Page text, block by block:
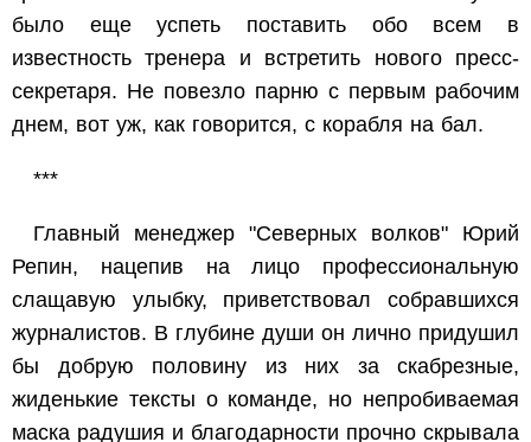
было еще успеть поставить обо всем в
известность тренера и встретить нового пресс-
секретаря. Не повезло парню с первым рабочим
днем, вот уж, как говорится, с корабля на бал.
***
Главный менеджер "Северных волков" Юрий
Репин, нацепив на лицо профессиональную
слащавую улыбку, приветствовал собравшихся
журналистов. В глубине души он лично придушил
бы добрую половину из них за скабрезные,
жиденькие тексты о команде, но непробиваемая
маска радушия и благодарности прочно скрывала